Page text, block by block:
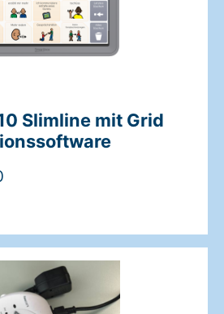
Slimline mit Grid